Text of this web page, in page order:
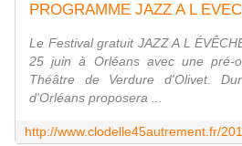
Le Festival gratuit JAZZ A L
25 juin à Orléans avec une pré-
Théâtre de Verdure d'Olivet.
d'Orléans proposera ...